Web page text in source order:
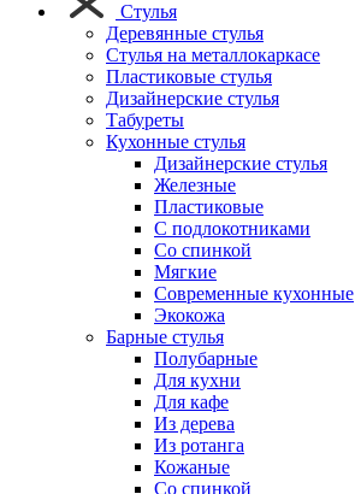
Стулья
Деревянные стулья
Стулья на металлокаркасе
Пластиковые стулья
Дизайнерские стулья
Табуреты
Кухонные стулья
Дизайнерские стулья
Железные
Пластиковые
С подлокотниками
Со спинкой
Мягкие
Современные кухонные
Экокожа
Барные стулья
Полубарные
Для кухни
Для кафе
Из дерева
Из ротанга
Кожаные
Со спинкой